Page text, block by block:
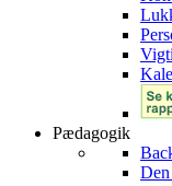
Pædagogik